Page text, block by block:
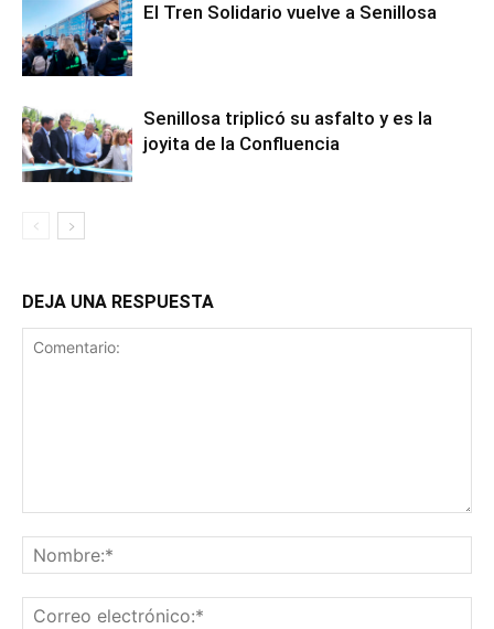
El Tren Solidario vuelve a Senillosa
Senillosa triplicó su asfalto y es la
joyita de la Confluencia
DEJA UNA RESPUESTA